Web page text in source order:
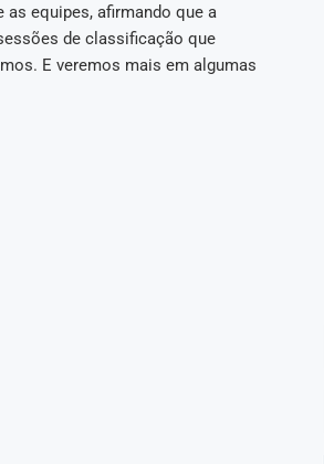
as equipes, afirmando que a
de classificação que
E veremos mais em algumas